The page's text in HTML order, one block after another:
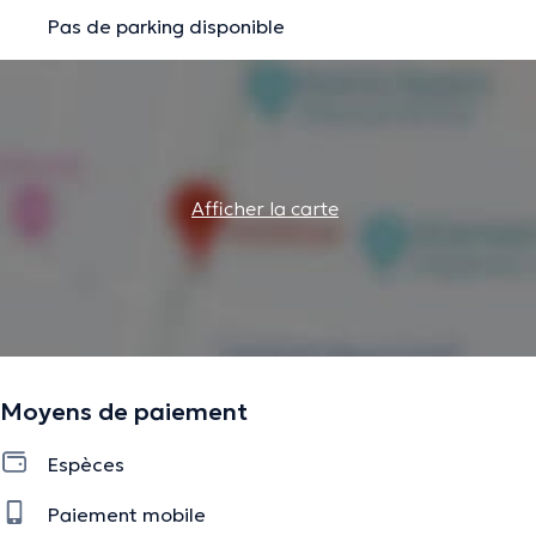
l’analyse transactionnelle, et je complète mon approche
par une formation continue et une adaptation à chaque
Mon objectif est de vous aider à retrouver
, tout en renforçant les liens familiaux et
en soutenant le développement personnel de chacun.
La description a été éditée par l'équipe de Doctoranytime et se base sur des
Pas de parking disponible
Afficher la carte
Moyens de paiement
Espèces
Paiement mobile